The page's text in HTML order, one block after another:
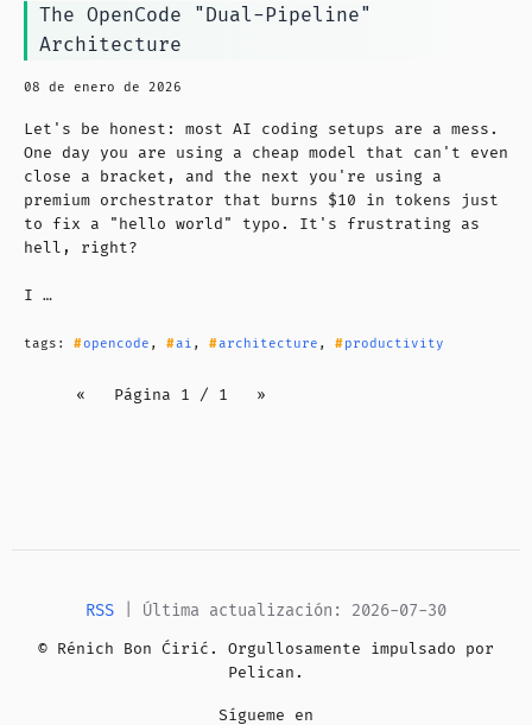
The OpenCode "Dual-Pipeline"
Architecture
08 de enero de 2026
Let's be honest: most AI coding setups are a mess.
One day you are using a cheap model that can't even
close a bracket, and the next you're using a
premium orchestrator that burns $10 in tokens just
to fix a "hello world" typo. It's frustrating as
hell, right?
I …
tags: opencode , ai , architecture , productivity
« Página 1 / 1 »
RSS | Última actualización: 2026-07-30
© Rénich Bon Ćirić. Orgullosamente impulsado por
Pelican.
Sígueme en